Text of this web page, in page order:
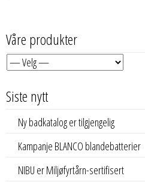
Våre produkter
Siste nytt
Ny badkatalog er tilgjengelig
Kampanje BLANCO blandebatterier
NIBU er Miljøfyrtårn-sertifisert